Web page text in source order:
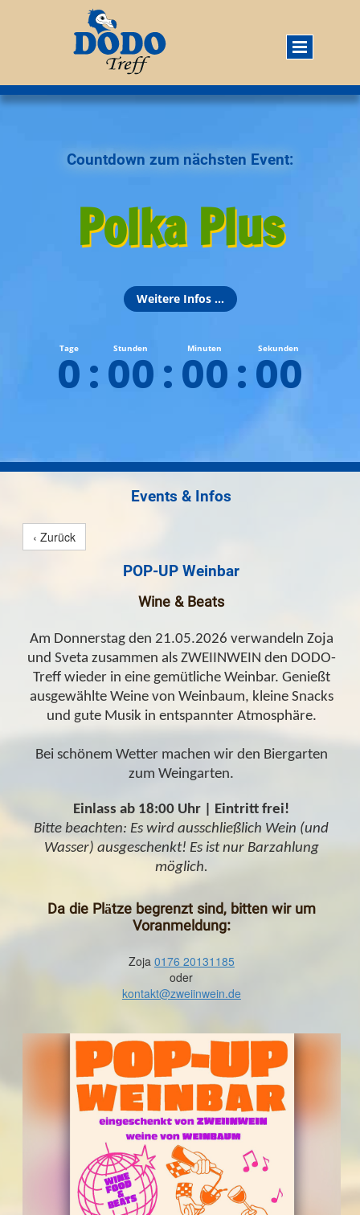
Countdown zum nächsten Event:
Polka Plus
Weitere Infos ...
0 : 00 : 00 : 00
Events & Infos
‹ Zurück
POP-UP Weinbar
Wine & Beats
Am Donnerstag den 21.05.2026 verwandeln Zoja
und Sveta zusammen als ZWEIINWEIN den DODO-
Treff wieder in eine gemütliche Weinbar. Genießt
ausgewählte Weine von Weinbaum, kleine Snacks
und gute Musik in entspannter Atmosphäre.
Bei schönem Wetter machen wir den Biergarten
zum Weingarten.
Einlass ab 18:00 Uhr | Eintritt frei!
Bitte beachten: Es wird ausschließlich Wein (und
Wasser) ausgeschenkt! Es ist nur Barzahlung
möglich.
Da die Plätze begrenzt sind, bitten wir um
Voranmeldung:
Zoja 0176 20131185
oder
kontakt@zweiinwein.de